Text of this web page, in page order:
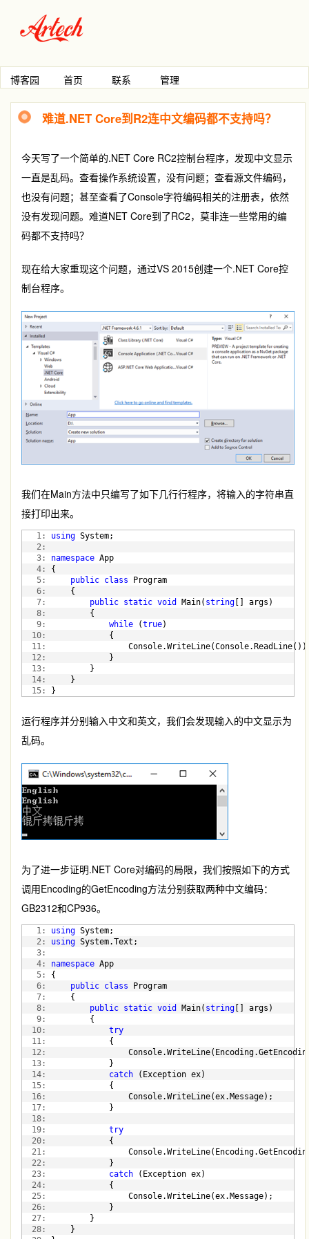
博客园 首页 联系 管理
难道.NET Core到R2连中文编码都不支持吗？
今天写了一个简单的.NET Core RC2控制台程序，发现中文显示
一直是乱码。查看操作系统设置，没有问题；查看源文件编码，
也没有问题；甚至查看了Console字符编码相关的注册表，依然
没有发现问题。难道NET Core到了RC2，莫非连一些常用的编
码都不支持吗？
现在给大家重现这个问题，通过VS 2015创建一个.NET Core控
制台程序。
我们在Main方法中只编写了如下几行行程序，将输入的字符串直
接打印出来。
   1:
using System;
   2:
   3:
namespace App
   4:
{
   5:
public class Program
   6:
     {
   7:
public static void Main( string [] args)
   8:
         {
   9:
while (true)
  10:
             {
  11:
  12:
             }
  13:
         }
  14:
     }
  15:
}
运行程序并分别输入中文和英文，我们会发现输入的中文显示为
乱码。
为了进一步证明.NET Core对编码的局限，我们按照如下的方式
调用Encoding的GetEncoding方法分别获取两种中文编码：
GB2312和CP936。
   1:
using System;
   2:
using System.Text;
   3:
   4:
namespace App
   5:
{
   6:
public class Program
   7:
     {
   8:
public static void Main( string [] args)
   9:
         {
  10:
try
  11:
             {
  12:
  13:
             }
  14:
catch (Exception ex)
  15:
             {
  16:
                 Console.WriteLine(ex.Message);
  17:
             }
  18:
  19:
try
  20:
             {
  21:
  22:
             }
  23:
catch (Exception ex)
  24:
             {
  25:
                 Console.WriteLine(ex.Message);
  26:
             }
  27:
         }
  28:
     }